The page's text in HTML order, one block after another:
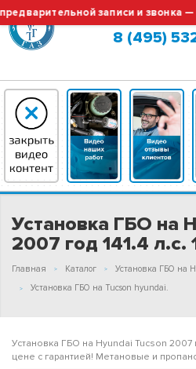
записи и звонка —
Москва
8 (495)
Установка ГБО на
2007 год 141.4 л.с.
Главная Каталог
Установка ГБО на
Установка ГБО на Tucson hyundai.
Установка ГБО на Hyundai Tucson 2007
цене с гарантией! Метановые и